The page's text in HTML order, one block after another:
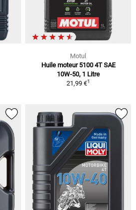
Motul
Huile moteur 5100 4T SAE
10W-50, 1 Litre
21,99 €1